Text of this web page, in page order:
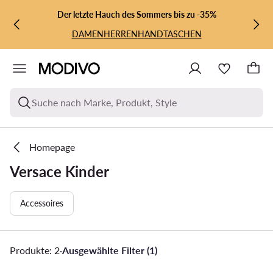
ZUM HAUPTINHALT SPRINGEN
ZUR SUCHEDer letzte Hauch des Sommers bis zu -35%
DAMENHERRENHANDTASCHEN
Suche nach Marke, Produkt, Style
Homepage
Versace Kinder
Accessoires
Produkte: 2·Ausgewählte Filter (1)